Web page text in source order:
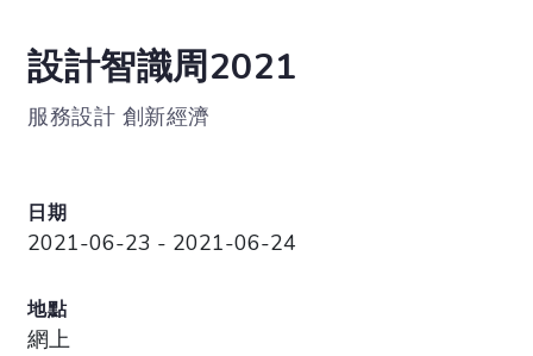
設計智識周2021
服務設計 創新經濟
日期
2021-06-23 - 2021-06-24
地點
網上